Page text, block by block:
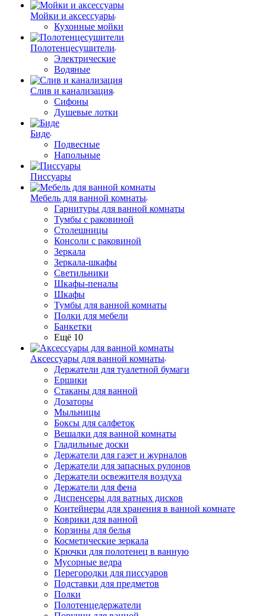
Мойки и аксессуары
Кухонные мойки
Полотенцесушители
Электрические
Водяные
Слив и канализация
Сифоны
Душевые лотки
Биде
Подвесные
Напольные
Писсуары
Мебель для ванной комнаты
Гарнитуры для ванной комнаты
Тумбы с раковиной
Столешницы
Консоли с раковиной
Зеркала
Зеркала-шкафы
Светильники
Шкафы-пеналы
Шкафы
Тумбы для ванной комнаты
Полки для мебели
Банкетки
Ещё 10
Аксессуары для ванной комнаты
Держатели для туалетной бумаги
Ершики
Стаканы для ванной
Дозаторы
Мыльницы
Боксы для салфеток
Вешалки для ванной комнаты
Гладильные доски
Держатели для газет и журналов
Держатели для запасных рулонов
Держатели освежителя воздуха
Держатели для фена
Диспенсеры для ватных дисков
Контейнеры для хранения в ванной комнате
Коврики для ванной
Корзины для белья
Косметические зеркала
Крючки для полотенец в ванную
Мусорные ведра
Перегородки для писсуаров
Подставки для предметов
Полки
Полотенцедержатели